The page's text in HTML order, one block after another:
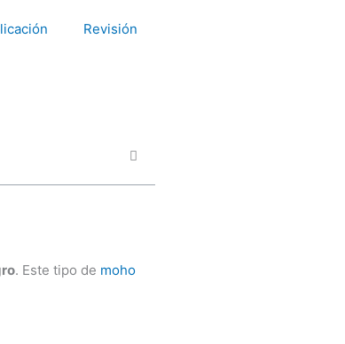
Revisión
. Este tipo de moho